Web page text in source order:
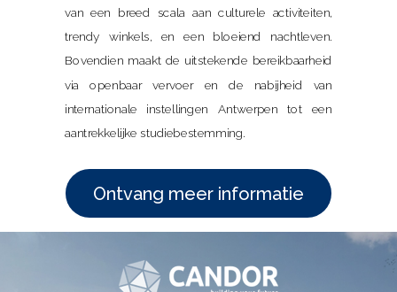
van een breed scala aan culturele activiteiten,
trendy winkels, en een bloeiend nachtleven.
Bovendien maakt de uitstekende bereikbaarheid
via openbaar vervoer en de nabijheid van
internationale instellingen Antwerpen tot een
aantrekkelijke studiebestemming.
Ontvang meer informatie